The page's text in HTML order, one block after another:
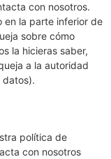
con nosotros.
en la parte inferior de
sobre cómo
la hicieras saber,
a la autoridad
datos).
política de
con nosotros